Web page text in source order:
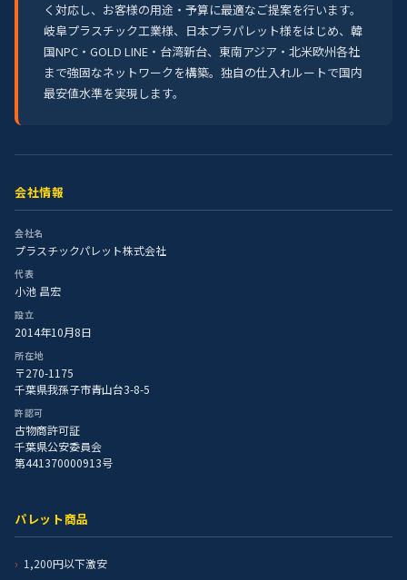
く対応し、お客様の用途・予算に最適なご提案を行います。
岐阜プラスチック工業様、日本プラパレット様をはじめ、韓
国NPC・GOLD LINE・台湾新台、東南アジア・北米欧州各社
まで強固なネットワークを構築。独自の仕入れルートで国内
最安値水準を実現します。
会社情報
会社名
プラスチックパレット株式会社
代表
小池 昌宏
設立
2014年10月8日
所在地
〒270-1175
千葉県我孫子市青山台3-8-5
許認可
古物商許可証
千葉県公安委員会
第441370000913号
パレット商品
1,200円以下激安